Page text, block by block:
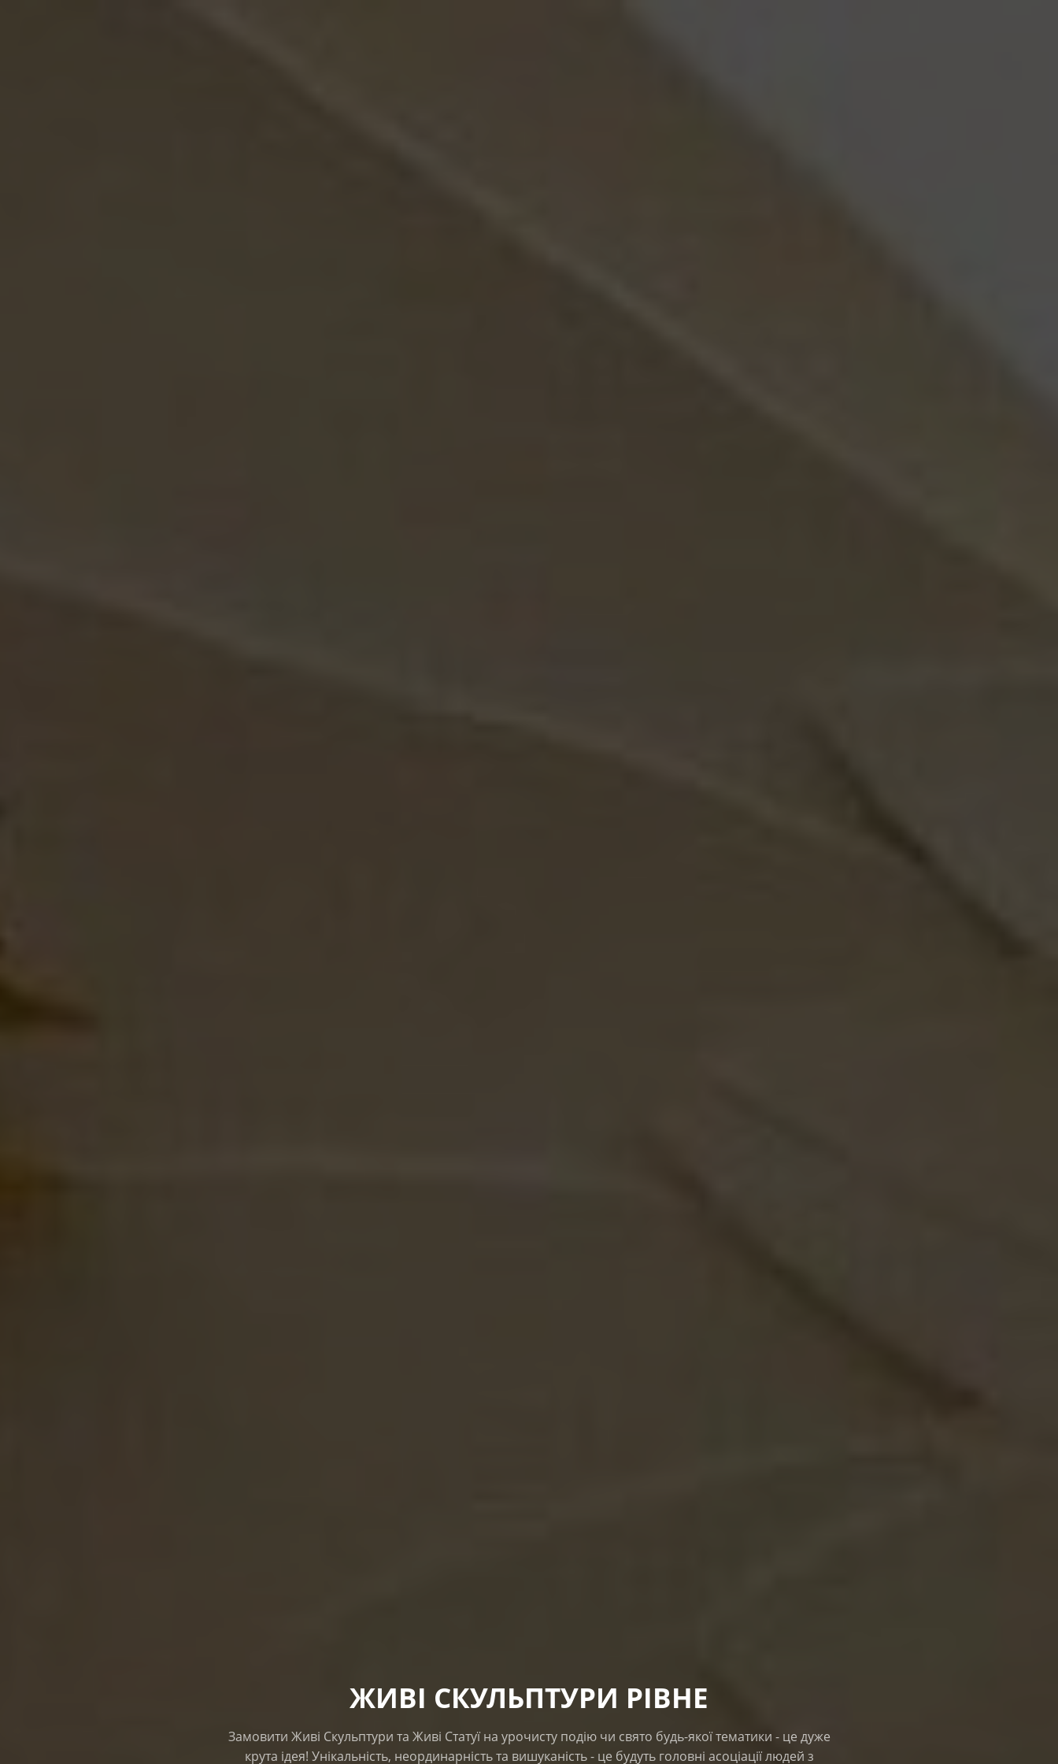
ЖИВІ СКУЛЬПТУРИ РІВНЕ
Замовити Живі Скульптури та Живі Статуї на урочисту подію чи свято будь-якої тематики - це дуже
крута ідея! Унікальність, неординарність та вишуканість - це будуть головні асоціації людей з